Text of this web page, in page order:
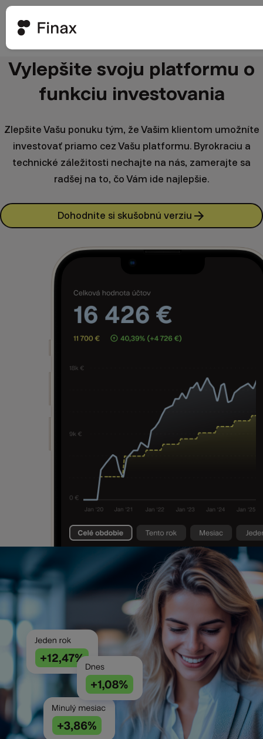
Vylepšite svoju platformu o
funkciu investovania
Zlepšite Vašu ponuku tým, že Vašim klientom umožníte
investovať priamo cez Vašu platformu. Byrokraciu a
technické záležitosti nechajte na nás, zamerajte sa
radšej na to, čo Vám ide najlepšie.
Dohodnite si skušobnú verziu